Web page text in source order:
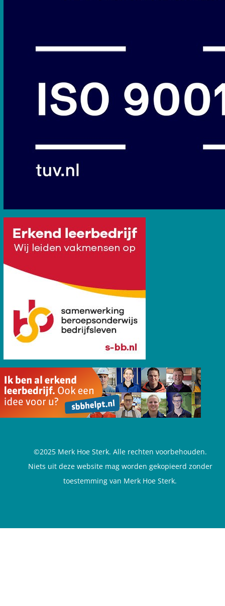
©2025 Merk Hoe Sterk. Alle rechten voorbehouden.
Niets uit deze website mag worden gekopieerd zonder
toestemming van Merk Hoe Sterk.